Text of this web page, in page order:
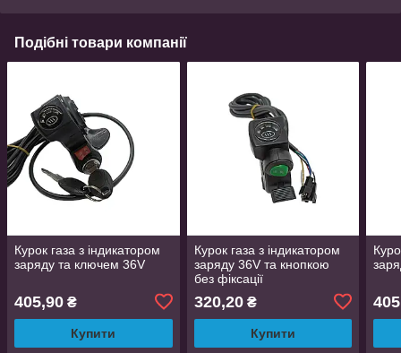
Подібні товари компанії
Курок газа з індикатором
заряду та ключем 36V
405,90 ₴
Купити
Курок газа з індикатором
заряду 36V та кнопкою
без фіксації
320,20₴
Купити